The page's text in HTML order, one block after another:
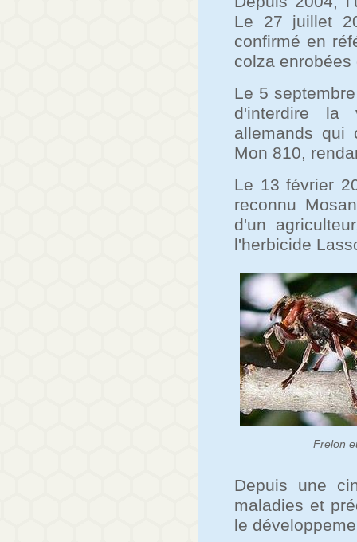
Le 27 juillet
confirmé en
colza
Le 5
d'interdire la
allemands qui
Mon 810,
Le 13 février
reconnu
d'un
l'herbicide
Frelon
Depuis une
maladies et
le